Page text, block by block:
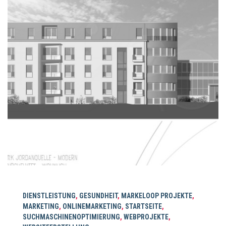
DIENSTLEISTUNG, GESUNDHEIT, MARKELOOP PROJEKTE,
MARKETING, ONLINEMARKETING, STARTSEITE,
SUCHMASCHINENOPTIMIERUNG, WEBPROJEKTE,